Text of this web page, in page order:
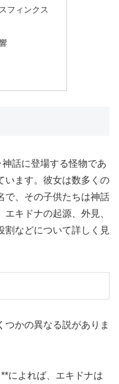
フィンクス
話に登場する怪物であ
います。彼女は数多くの
で、その子供たちは神話
キドナの起源、外見、
割などについて詳しく見
つかの異なる説がありま
によれば、エキドナは